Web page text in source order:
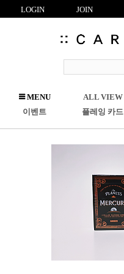
LOGIN JOIN
CMENU ALL VIEW
이벤트
플레잉 카드